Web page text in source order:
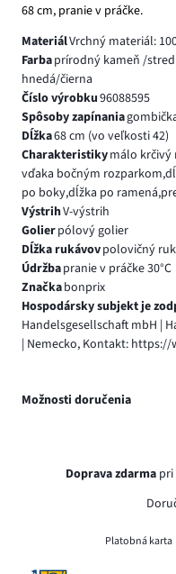
68 cm, pranie v práčke.
MateriálVrchný materiál:
Farbaprírodný kameň /
hnedá/čierna
Číslo výrobku96088595
Spôsoby zapínania
Dĺžka68 cm (vo veľkosti 42)
Charakteristikymálo krčivý
vďaka bočným
po boky,dĺžka po
VýstrihV-výstrih
Golierpólový golier
Dĺžka rukávovpolovičný
Údržbapranie v práčke 30°C
Značkabonprix
Hospodársky subjekt je
Handelsgesellschaft mbH |
| Nemecko, Kontakt:
Možnosti doručenia
Doprava zdarma
Platobná karta